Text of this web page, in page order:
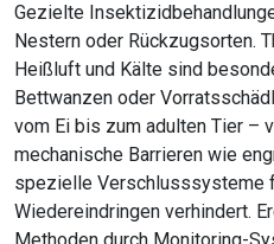
Gezielte
Nestern oder Rückzugsorten.
Heißluft und Kälte sind
Bettwanzen oder
vom Ei bis zum adulten Tier –
mechanische Barrieren wie
spezielle Verschlusssysteme
Wiedereindringen verhindert.